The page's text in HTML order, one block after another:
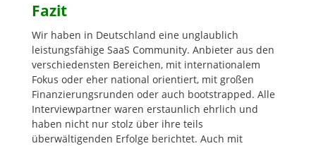
Fazit
Wir haben in Deutschland eine unglaublich
leistungsfähige SaaS Community. Anbieter aus den
verschiedensten Bereichen, mit internationalem
Fokus oder eher national orientiert, mit großen
Finanzierungsrunden oder auch bootstrapped. Alle
Interviewpartner waren erstaunlich ehrlich und
haben nicht nur stolz über ihre teils
überwältigenden Erfolge berichtet. Auch mit